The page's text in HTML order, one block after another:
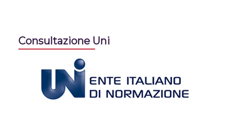
Consultazione Uni